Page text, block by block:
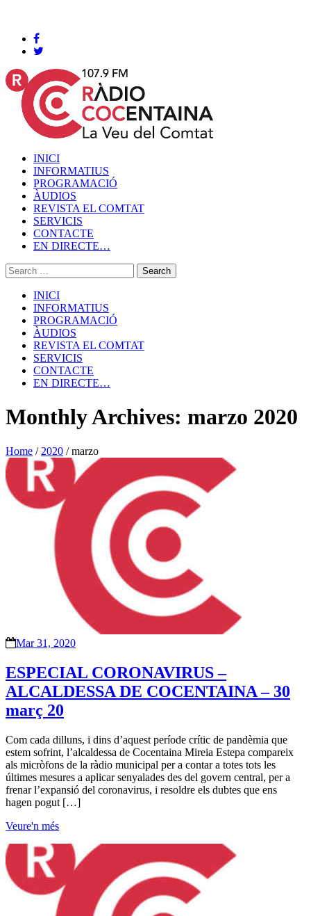
INICI
INFORMATIUS
PROGRAMACIÓ
ÀUDIOS
REVISTA EL COMTAT
SERVICIS
CONTACTE
EN DIRECTE…
INICI
INFORMATIUS
PROGRAMACIÓ
ÀUDIOS
REVISTA EL COMTAT
SERVICIS
CONTACTE
EN DIRECTE…
Monthly Archives: marzo 2020
Home / 2020 /marzo
Mar 31, 2020
ESPECIAL CORONAVIRUS –
ALCALDESSA DE COCENTAINA – 30
març 20
Com cada dilluns, i dins d’aquest període crític de pandèmia que
estem sofrint, l’alcaldessa de Cocentaina Mireia Estepa compareix
als micròfons de la ràdio municipal per a contar a totes tots les
últimes mesures a aplicar senyalades des del govern central, per a
frenar l’expansió del coronavirus, i resoldre els dubtes que ens
hagen pogut […]
Veure'n més